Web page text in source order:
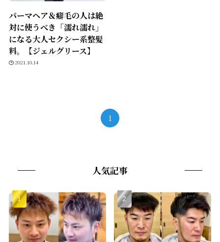
パーマヘア＆癖毛の人は絶
対に使うべき「濡れ濡れ」
になる大人セクシー系整髪
料。【ジェルグリース】
2021.10.14
1
人気記事